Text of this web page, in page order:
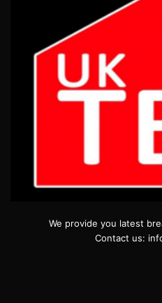
We provide you latest
Contact us: